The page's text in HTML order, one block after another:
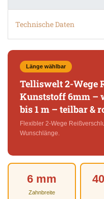
Technische Daten
Länge wählbar
Telliswelt 2-Wege
Kunststoff 6mm –
bis 1 m – teilbar &
Flexibler 2-Wege
Wunschlänge.
6 mm
Zahnbreite